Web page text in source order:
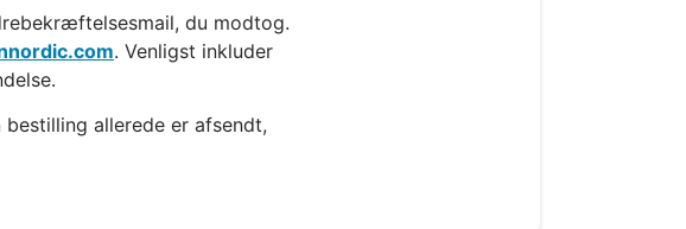
du modtog.
. Venligst inkluder
allerede er afsendt,